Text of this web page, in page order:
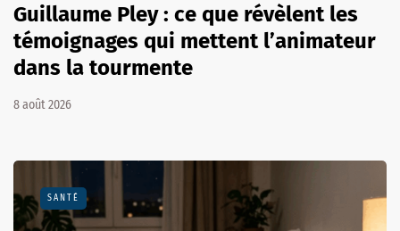
Guillaume Pley : ce que révèlent les
témoignages qui mettent l’animateur
dans la tourmente
8 août 2026
SANTÉ